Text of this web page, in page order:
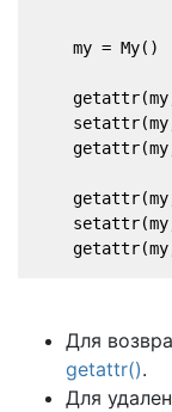
    my = My()
Для
getattr().
Для